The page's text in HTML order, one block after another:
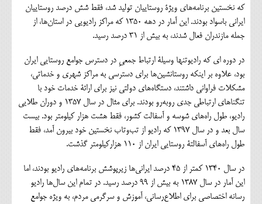
که نخستین برنامه‌های ویژۀ روستاییان تولید شد، فقط شش درصد روستاییان
ایرانی باسواد بودند. این آمار در دهه 1350 که مراکز رادیویی در استان‌ها، از
جمله مازندران فعال شدند، به بیش از 31 درصد رسید.
در دوره ای که رادیوتنها وسیلۀ ارتباط جمعیِ در دسترس جوامع روستایی ایران
بود، علاوه بر اینکه روستانشین‌ها برای دسترسی به مراکز شهری و خدماتی،
مشکلات فراوانی داشتند، دستگاه‌های دولتی نیز برای ارائۀ خدمات خود با
تنگناهای ارتباطی جدی روبه‌رو بودند. برای مثال در سال 1357 و دوران طلایی
رادیو، طول راه‌های شوسه و آسفالت کشور، فقط هشت هزار کیلومتر بود. بیست
سال بعد و در سال 1397 که رادیو از تب‌وتاب نخستین خود بیرون آمد، فقط
طول راه‌های آسفالتۀ روستایی ایران از 110 هزارکیلومتر گذشت.
در سال 1340 کمتر از 45 درصد ایرانی‌ها زیرپوشش برنامه‌های رادیو بودند، اما
این آمار در سال 1387 به بیش از 99 درصد رسید. در تمام این سال‌ها رادیو
رسانه اختصاصی برای اطلاع‌رسانی، آموزش و سرگرمی مردم، به ویژه جوامع